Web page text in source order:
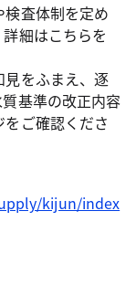
査体制を定め
細はこちらを
をふまえ、逐
基準の改正内容
ご確認くださ
kijun/index